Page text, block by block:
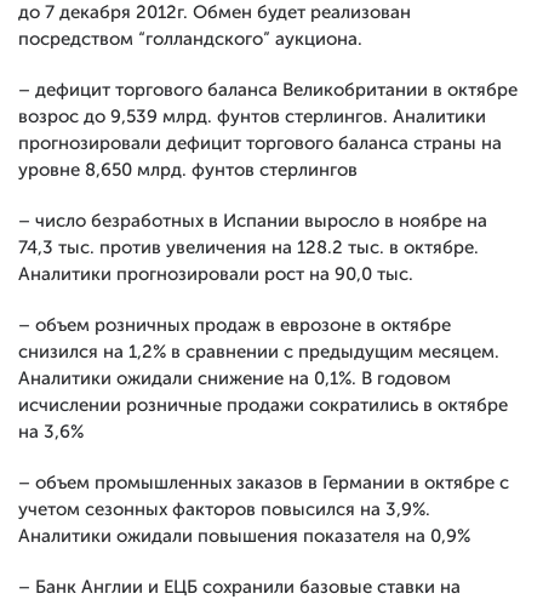
до 7 декабря 2012г. Обмен будет реализован
посредством “голландского” аукциона.
– дефицит торгового баланса Великобритании в октябре
возрос до 9,539 млрд. фунтов стерлингов. Аналитики
прогнозировали дефицит торгового баланса страны на
уровне 8,650 млрд. фунтов стерлингов
– число безработных в Испании выросло в ноябре на
74,3 тыс. против увеличения на 128.2 тыс. в октябре.
Аналитики прогнозировали рост на 90,0 тыс.
– объем розничных продаж в еврозоне в октябре
снизился на 1,2% в сравнении с предыдущим месяцем.
Аналитики ожидали снижение на 0,1%. В годовом
исчислении розничные продажи сократились в октябре
на 3,6%
– объем промышленных заказов в Германии в октябре с
учетом сезонных факторов повысился на 3,9%.
Аналитики ожидали повышения показателя на 0,9%
– Банк Англии и ЕЦБ сохранили базовые ставки на